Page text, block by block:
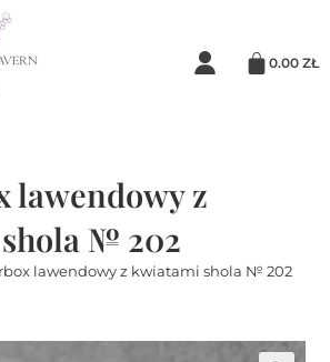
0.00 ZŁ
lawendowy z
№ 202
lawendowy z kwiatami shola № 202